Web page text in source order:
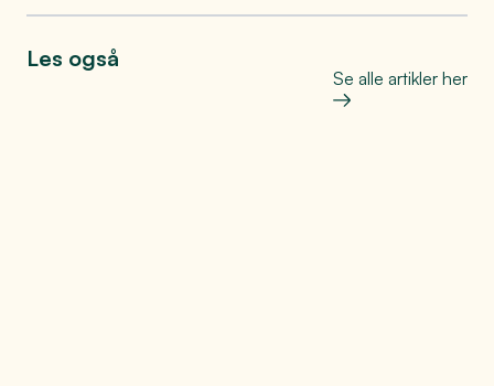
Les også
Se alle artikler her